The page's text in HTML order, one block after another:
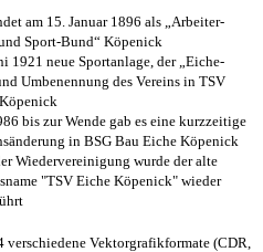
am 15. Januar 1896 als „Arbeiter-
Sport-Bund“ Köpenick
1921 neue Sportanlage, der „Eiche-
Umbenennung des Vereins in TSV
bis zur Wende gab es eine kurzzeitige
in BSG Bau Eiche Köpenick
Wiedervereinigung wurde der alte
"TSV Eiche Köpenick" wieder
Vektorgrafikformate (CDR,